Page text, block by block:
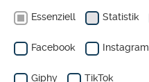
Essenziell Statistik
Facebook Instagram
Giphy TikTok